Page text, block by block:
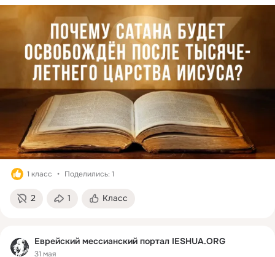
1 класс Поделились: 1
2 1 Класс
Еврейский мессианский портал IESHUA.ORG
31 мая